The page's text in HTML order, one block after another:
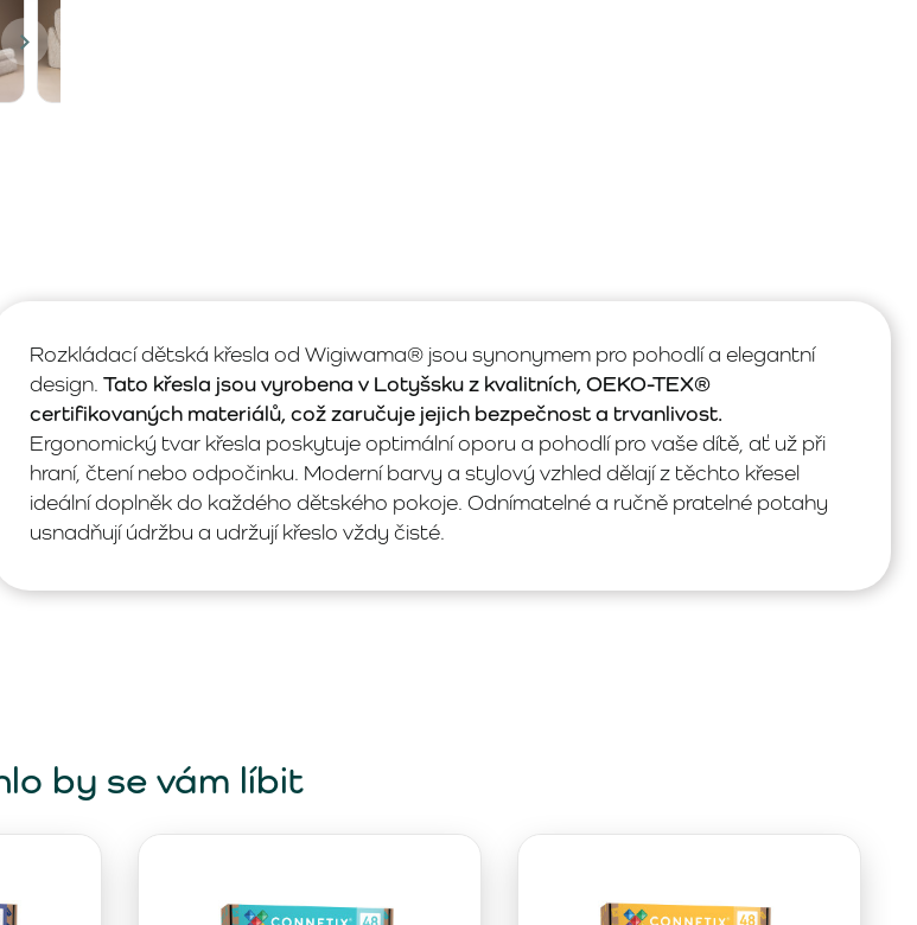
Rozkládací dětská křesla od Wigiwama® jsou synonymem pro pohodlí a elegantní
design. Tato křesla jsou vyrobena v Lotyšsku z kvalitních, OEKO-TEX®
certifikovaných materiálů, což zaručuje jejich bezpečnost a trvanlivost.
Ergonomický tvar křesla poskytuje optimální oporu a pohodlí pro vaše dítě, ať už při
hraní, čtení nebo odpočinku. Moderní barvy a stylový vzhled dělají z těchto křesel
ideální doplněk do každého dětského pokoje. Odnímatelné a ručně pratelné potahy
usnadňují údržbu a udržují křeslo vždy čisté.
by se vám líbit